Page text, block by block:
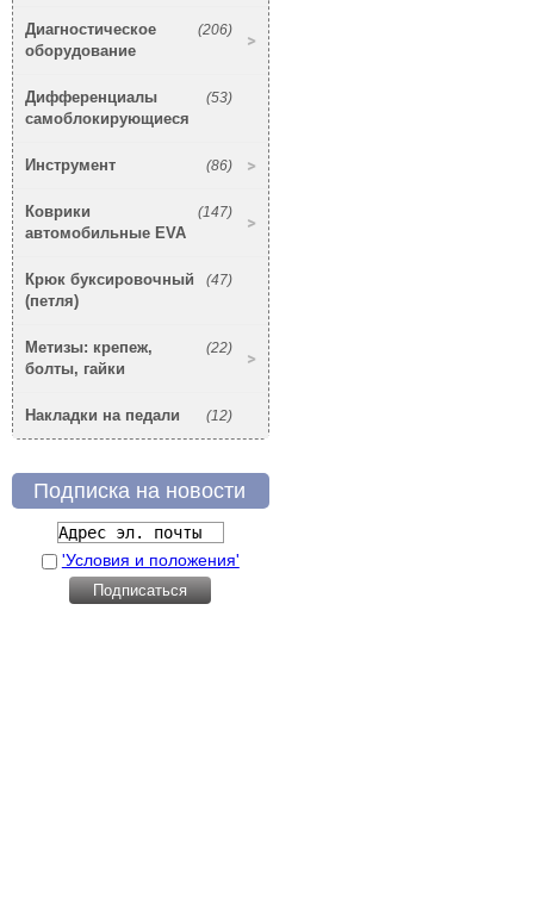
(206)
Диагностическое
оборудование
(53)
Дифференциалы
самоблокирующиеся
(86)
Инструмент
(147)
Коврики
автомобильные EVA
(47)
Крюк буксировочный
(петля)
(22)
Метизы: крепеж,
болты, гайки
(12)
Накладки на педали
Подписка на новости
'Условия и положения'